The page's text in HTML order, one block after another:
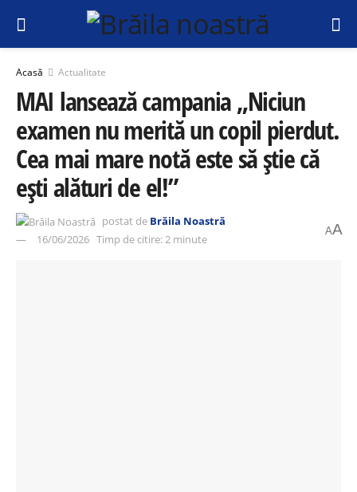
Acasă Actualitate
MAI lansează campania „Niciun
examen nu merită un copil pierdut.
Cea mai mare notă este să știe că
ești alături de el!”
postat de Brăila Noastră
16/06/2026 Timp de citire: 2 minute
AA